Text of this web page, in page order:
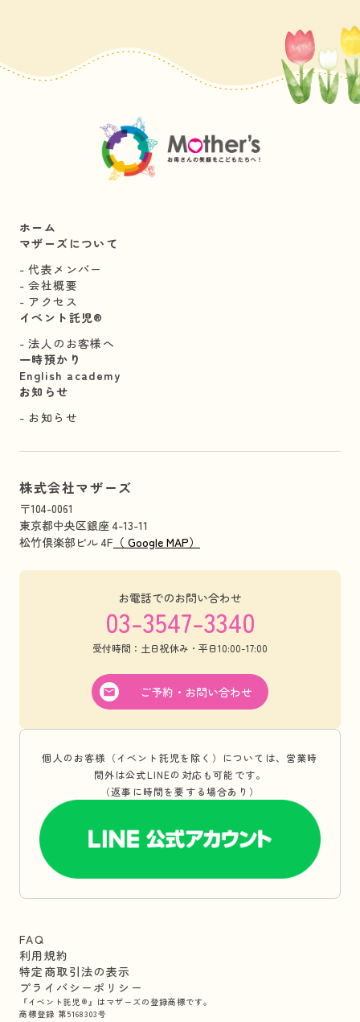
ホーム
マザーズについて
代表メンバー
会社概要
アクセス
イベント託児®︎
法人のお客様へ
一時預かり
English academy
お知らせ
お知らせ
株式会社マザーズ
〒104-0061
東京都中央区銀座 4-13-11
松竹倶楽部ビル 4F （ Google MAP）
お電話でのお問い合わせ
03-3547-3340
受付時間：土日祝休み・平日10:00-17:00
ご予約・お問い合わせ
個人のお客様（イベント託児を除く）については、営業時
間外は公式LINEの対応も可能です。
（返事に時間を要する場合あり）
FAQ
利用規約
特定商取引法の表示
プライバシーポリシー
『イベント託児®』はマザーズの登録商標です。
商標登録 第5168303号